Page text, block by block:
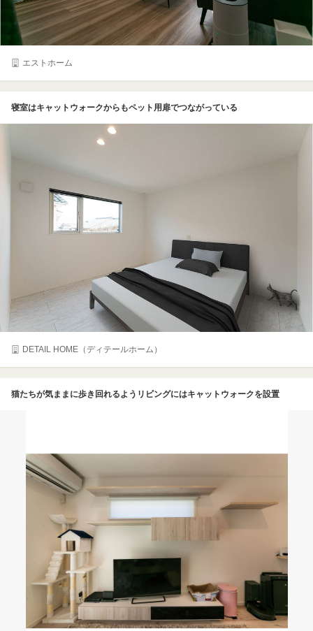
エストホーム
寝室はキャットウォークからもペット用扉でつながっている
DETAIL HOME（ディテールホーム）
猫たちが気ままに歩き回れるようリビングにはキャットウォークを設置